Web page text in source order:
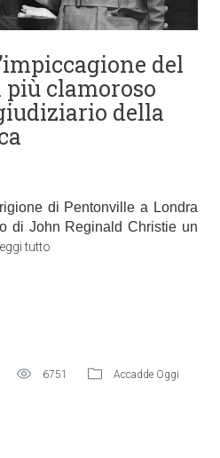
del
più clamoroso
della
di Pentonville a Londra
di John Reginald Christie un
Leggi tutto
6751
Accadde Oggi